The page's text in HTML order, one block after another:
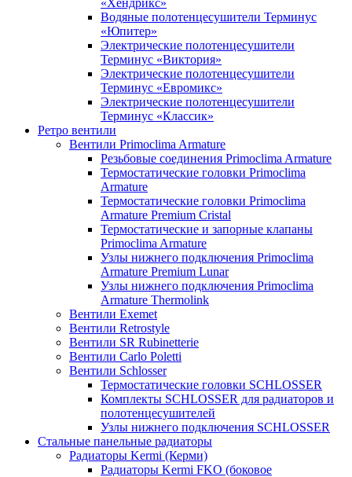
«Хендрикс»
Водяные полотенцесушители Терминус
«Юпитер»
Электрические полотенцесушители
Терминус «Виктория»
Электрические полотенцесушители
Терминус «Евромикс»
Электрические полотенцесушители
Терминус «Классик»
Ретро вентили
Вентили Primoclima Armature
Резьбовые соединения Primoclima Armature
Термостатические головки Primoclima
Armature
Термостатические головки Primoclima
Armature Premium Cristal
Термостатические и запорные клапаны
Primoclima Armature
Узлы нижнего подключения Primoclima
Armature Premium Lunar
Узлы нижнего подключения Primoclima
Armature Thermolink
Вентили Exemet
Вентили Retrostyle
Вентили SR Rubinetterie
Вентили Carlo Poletti
Вентили Schlosser
Термостатические головки SCHLOSSER
Комплекты SCHLOSSER для радиаторов и
полотенцесушителей
Узлы нижнего подключения SCHLOSSER
Стальные панельные радиаторы
Радиаторы Kermi (Керми)
Радиаторы Kermi FKO (боковое